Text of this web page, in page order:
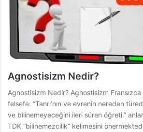
Agnostisizm Nedir?
Agnostisizm Nedir? Agnostisizm
felsefe: “Tanrı’nın ve evrenin nereden
ve bilinemeyeceğini ileri süren öğreti.”
TDK “bilinemezcilik“ kelimesini